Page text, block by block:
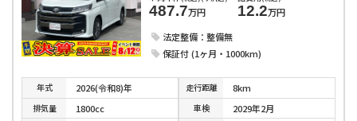
487.7万円 12.2万円
法定整備：整備無
保証付 (1ヶ月・1000km)
年式 2026(令和8)年 走行距離 8km
排気量 1800cc 車検 2029年2月